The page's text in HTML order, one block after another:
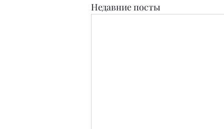
Недавние посты